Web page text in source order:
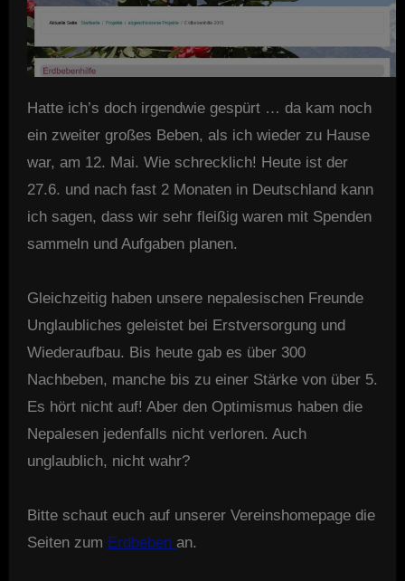
Hatte ich’s doch irgendwie gespürt … da kam noch
ein zweiter großes Beben, als ich wieder zu Hause
war, am 12. Mai. Wie schrecklich! Heute ist der
27.6. und nach fast 2 Monaten in Deutschland kann
ich sagen, dass wir sehr fleißig waren mit Spenden
sammeln und Aufgaben planen.
Gleichzeitig haben unsere nepalesischen Freunde
Unglaubliches geleistet bei Erstversorgung und
Wiederaufbau. Bis heute gab es über 300
Nachbeben, manche bis zu einer Stärke von über 5.
Es hört nicht auf! Aber den Optimismus haben die
Nepalesen jedenfalls nicht verloren. Auch
unglaublich, nicht wahr?
Bitte schaut euch auf unserer Vereinshomepage die
Seiten zum Erdbeben an.